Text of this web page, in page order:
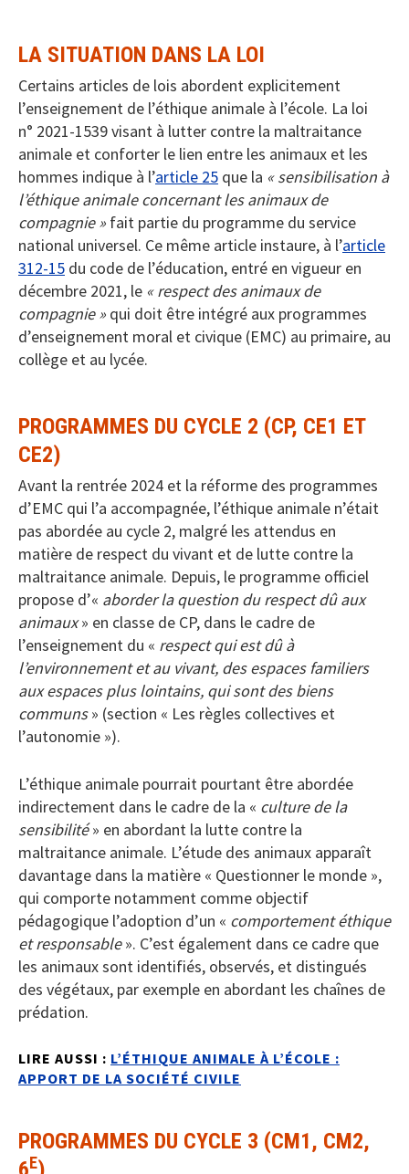
LA SITUATION DANS LA LOI
Certains articles de lois abordent explicitement
l’enseignement de l’éthique animale à l’école. La loi
n° 2021-1539 visant à lutter contre la maltraitance
animale et conforter le lien entre les animaux et les
hommes indique à l’article 25 que la « sensibilisation à
l’éthique animale concernant les animaux de
compagnie » fait partie du programme du service
national universel. Ce même article instaure, à l’article
312-15 du code de l’éducation, entré en vigueur en
décembre 2021, le « respect des animaux de
compagnie » qui doit être intégré aux programmes
d’enseignement moral et civique (EMC) au primaire, au
collège et au lycée.
PROGRAMMES DU CYCLE 2 (CP, CE1 ET
CE2)
Avant la rentrée 2024 et la réforme des programmes
d’EMC qui l’a accompagnée, l’éthique animale n’était
pas abordée au cycle 2, malgré les attendus en
matière de respect du vivant et de lutte contre la
maltraitance animale. Depuis, le programme officiel
propose d’« aborder la question du respect dû aux
animaux» en classe de CP, dans le cadre de
l’enseignement du « respect qui est dû à
l’environnement et au vivant, des espaces familiers
aux espaces plus lointains, qui sont des biens
communs» (section « Les règles collectives et
l’autonomie »).
L’éthique animale pourrait pourtant être abordée
indirectement dans le cadre de la « culture de la
sensibilité» en abordant la lutte contre la
maltraitance animale. L’étude des animaux apparaît
davantage dans la matière « Questionner le monde »,
qui comporte notamment comme objectif
pédagogique l’adoption d’un « comportement éthique
et responsable». C’est également dans ce cadre que
les animaux sont identifiés, observés, et distingués
des végétaux, par exemple en abordant les chaînes de
prédation.
LIRE AUSSI : L’ÉTHIQUE ANIMALE À L’ÉCOLE :
APPORT DE LA SOCIÉTÉ CIVILE
PROGRAMMES DU CYCLE 3 (CM1, CM2,
E